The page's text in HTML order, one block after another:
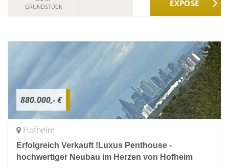
GRUNDSTÜCK
880.000,- €
Hofheim
Erfolgreich Verkauft !Luxus Penthouse -
hochwertiger Neubau im Herzen von Hofheim